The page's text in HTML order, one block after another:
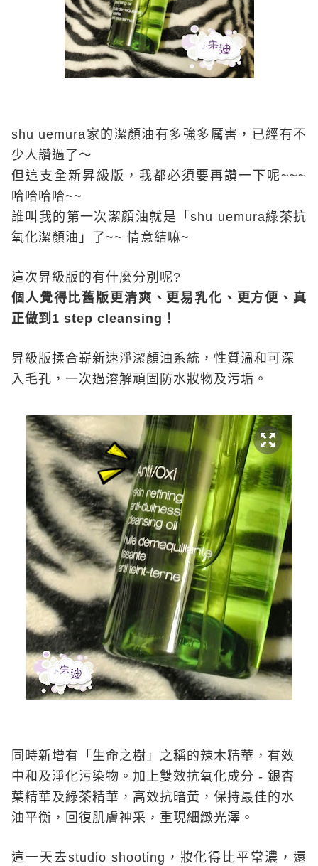
shu uemura 家的潔顏油有多強多厲害，已經有不
少人讚過了～
但這支全新昇級版，我都必須要再讚一下呢~~~
哈哈哈哈~~
誰叫我的第一次潔顏油就是「shu uemura綠茶抗
氧化潔顏油」了~~ 情意結嘛~
這次昇級版的有什麼分別呢?
個人覺得比舊版更清爽、更易乳化、更方便、真
正做到 1 step cleansing ！
昇級版揉合嶄新速淨潔顏油系統，性質溫和可深
入毛孔，一次過溶解頑固防水妝物及污垢。
同時新增有「生命之樹」之稱的辣木精華，有效
中和及淨化污染物。加上雙效抗氧化成分 - 銀杏
葉精華及綠茶精華，高效抗暗黃，保持最佳的水
油平衡，回復肌膚神采，重現細緻光澤。
這一天去studio shooting ，妝化得比平常濃，還